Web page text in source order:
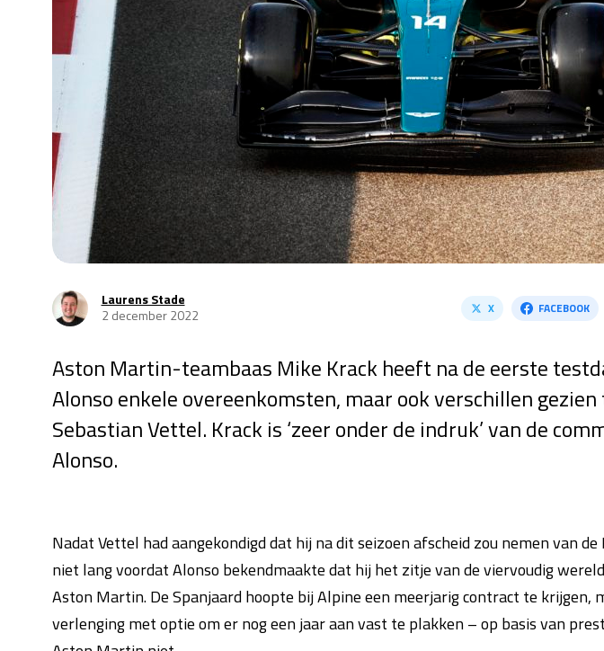
Laurens Stade
2 december 2022
X FACEBOOK
Aston Martin-teambaas Mike Krack heeft na de eerste
Alonso enkele overeenkomsten, maar ook verschillen
Sebastian Vettel. Krack is ‘zeer onder de indruk’ van de
Alonso.
Nadat Vettel had aangekondigd dat hij na dit seizoen afscheid zou nemen van
niet lang voordat Alonso bekendmaakte dat hij het zitje van de viervoudig
Aston Martin. De Spanjaard hoopte bij Alpine een meerjarig contract te krijgen,
verlenging met optie om er nog een jaar aan vast te plakken – op basis van